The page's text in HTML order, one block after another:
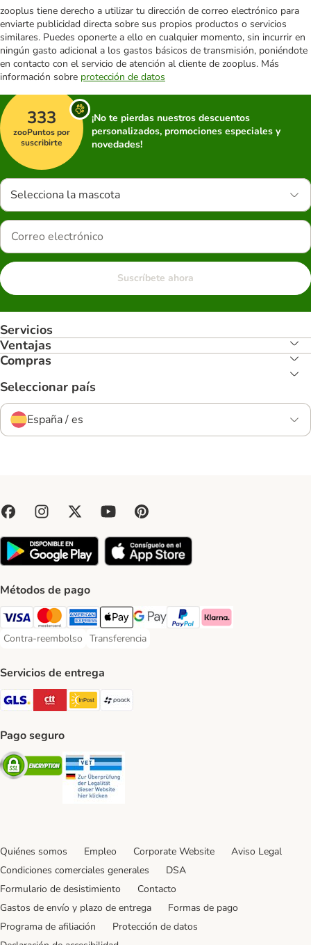
zooplus tiene derecho a utilizar tu dirección de correo electrónico para
enviarte publicidad directa sobre sus propios productos o servicios
similares. Puedes oponerte a ello en cualquier momento, sin incurrir en
ningún gasto adicional a los gastos básicos de transmisión, poniéndote
en contacto con el servicio de atención al cliente de zooplus. Más
información sobre protección de datos
333
zooPuntos por
suscribirte
¡No te pierdas nuestros descuentos
personalizados, promociones especiales y
novedades!
Selecciona la mascota
Suscríbete ahora
Servicios
Ventajas
Compras
Seleccionar país
España / es
Métodos de pago
Visa Payment Method
Mastercard Payment Method
American Express Payment Method
Apple Pay Payment Method
Google Pay Payment Method
PayPal Payment Method
Klarna Payment Method
Contra-reembolso
Contra-reembolso Payment Method
Transferencia
Transferencia Payment Method
Servicios de entrega
GLS Shipping Method
CTTExpress Shipping Method
InPost Shipping Method
paack Shipping Method
Pago seguro
Security
Quiénes somos Empleo Corporate Website
Aviso Legal
Condiciones comerciales generales
DSA
Formulario de desistimiento
Contacto
Gastos de envío y plazo de entrega
Formas de pago
Programa de afiliación
Protección de datos